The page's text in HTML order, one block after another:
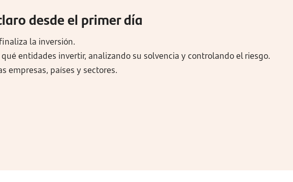
desde el primer día
la inversión.
entidades invertir, analizando su solvencia y controlando el riesgo.
empresas, países y sectores.